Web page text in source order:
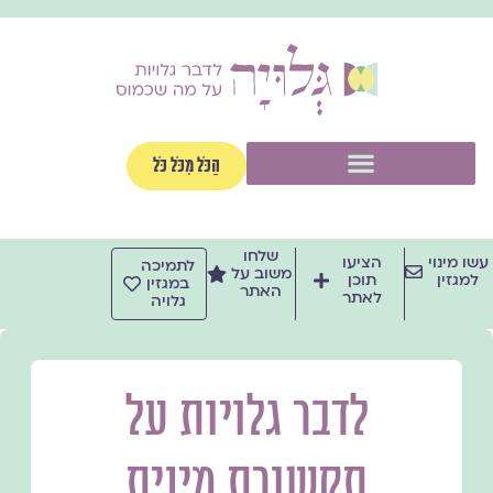
הַכֹּל מִכֹּל כֹּל
עשו מינוי
למגזין
הציעו
תוכן
לאתר
שלחו
משוב על
האתר
לתמיכה
במגזין
גלויה
לדבר גלויות על